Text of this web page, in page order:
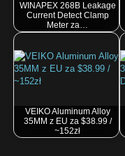
WINAPEX 268B Leakage
Current Detect Clamp
Meter za…
VEIKO Aluminum Alloy
35MM z EU za $38.99 /
~152zł